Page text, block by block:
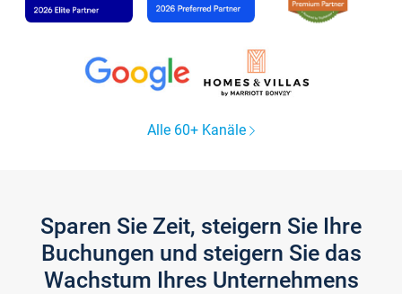
Alle 60+ Kanäle
Sparen Sie Zeit, steigern Sie Ihre
Buchungen und steigern Sie das
Wachstum Ihres Unternehmens